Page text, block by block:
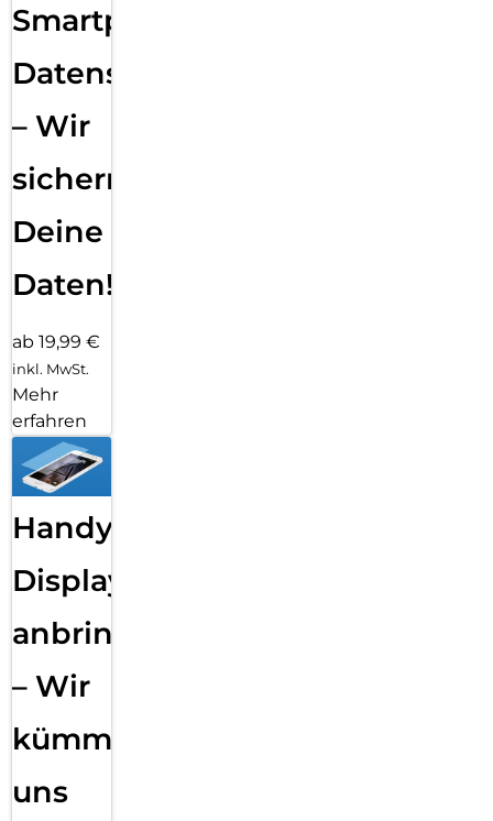
Smartphone
Datensicherung
– Wir
sichern
Deine
Daten!
ab 19,99 €
inkl. MwSt.
Mehr
erfahren
Handy
Displayfolie
anbringen
– Wir
kümmern
uns